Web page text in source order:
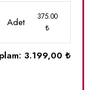
Adet
375.00
₺
3.199,00 ₺